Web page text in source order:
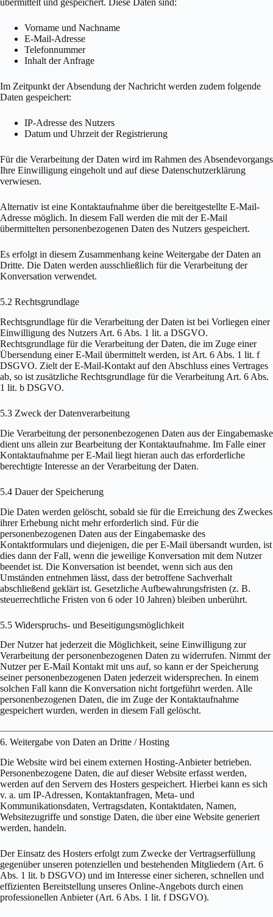
übermittelt und gespeichert. Diese Daten sind:
Vorname und Nachname
E-Mail-Adresse
Telefonnummer
Inhalt der Anfrage
Im Zeitpunkt der Absendung der Nachricht werden zudem folgende
Daten gespeichert:
IP-Adresse des Nutzers
Datum und Uhrzeit der Registrierung
Für die Verarbeitung der Daten wird im Rahmen des Absendevorgangs
Ihre Einwilligung eingeholt und auf diese Datenschutzerklärung
verwiesen.
Alternativ ist eine Kontaktaufnahme über die bereitgestellte E-Mail-
Adresse möglich. In diesem Fall werden die mit der E-Mail
übermittelten personenbezogenen Daten des Nutzers gespeichert.
Es erfolgt in diesem Zusammenhang keine Weitergabe der Daten an
Dritte. Die Daten werden ausschließlich für die Verarbeitung der
Konversation verwendet.
5.2 Rechtsgrundlage
Rechtsgrundlage für die Verarbeitung der Daten ist bei Vorliegen einer
Einwilligung des Nutzers Art. 6 Abs. 1 lit. a DSGVO.
Rechtsgrundlage für die Verarbeitung der Daten, die im Zuge einer
Übersendung einer E-Mail übermittelt werden, ist Art. 6 Abs. 1 lit. f
DSGVO. Zielt der E-Mail-Kontakt auf den Abschluss eines Vertrages
ab, so ist zusätzliche Rechtsgrundlage für die Verarbeitung Art. 6 Abs.
1 lit. b DSGVO.
5.3 Zweck der Datenverarbeitung
Die Verarbeitung der personenbezogenen Daten aus der Eingabemaske
dient uns allein zur Bearbeitung der Kontaktaufnahme. Im Falle einer
Kontaktaufnahme per E-Mail liegt hieran auch das erforderliche
berechtigte Interesse an der Verarbeitung der Daten.
5.4 Dauer der Speicherung
Die Daten werden gelöscht, sobald sie für die Erreichung des Zweckes
ihrer Erhebung nicht mehr erforderlich sind. Für die
personenbezogenen Daten aus der Eingabemaske des
Kontaktformulars und diejenigen, die per E-Mail übersandt wurden, ist
dies dann der Fall, wenn die jeweilige Konversation mit dem Nutzer
beendet ist. Die Konversation ist beendet, wenn sich aus den
Umständen entnehmen lässt, dass der betroffene Sachverhalt
abschließend geklärt ist. Gesetzliche Aufbewahrungsfristen (z. B.
steuerrechtliche Fristen von 6 oder 10 Jahren) bleiben unberührt.
5.5 Widerspruchs- und Beseitigungsmöglichkeit
Der Nutzer hat jederzeit die Möglichkeit, seine Einwilligung zur
Verarbeitung der personenbezogenen Daten zu widerrufen. Nimmt der
Nutzer per E-Mail Kontakt mit uns auf, so kann er der Speicherung
seiner personenbezogenen Daten jederzeit widersprechen. In einem
solchen Fall kann die Konversation nicht fortgeführt werden. Alle
personenbezogenen Daten, die im Zuge der Kontaktaufnahme
gespeichert wurden, werden in diesem Fall gelöscht.
6. Weitergabe von Daten an Dritte / Hosting
Die Website wird bei einem externen Hosting-Anbieter betrieben.
Personenbezogene Daten, die auf dieser Website erfasst werden,
werden auf den Servern des Hosters gespeichert. Hierbei kann es sich
v. a. um IP-Adressen, Kontaktanfragen, Meta- und
Kommunikationsdaten, Vertragsdaten, Kontaktdaten, Namen,
Websitezugriffe und sonstige Daten, die über eine Website generiert
werden, handeln.
Der Einsatz des Hosters erfolgt zum Zwecke der Vertragserfüllung
gegenüber unseren potenziellen und bestehenden Mitgliedern (Art. 6
Abs. 1 lit. b DSGVO) und im Interesse einer sicheren, schnellen und
effizienten Bereitstellung unseres Online-Angebots durch einen
professionellen Anbieter (Art. 6 Abs. 1 lit. f DSGVO).